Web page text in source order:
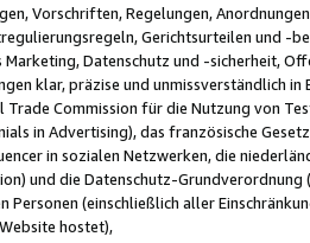
Vorschriften, Regelungen,
Gerichtsurteilen und -
Datenschutz und -sicherheit,
klar, präzise und unmissverständlich
Trade Commission für die Nutzung von
in Advertising), das französische
in sozialen Netzwerken, die
und die Datenschutz-
Personen (einschließlich aller
hostet),